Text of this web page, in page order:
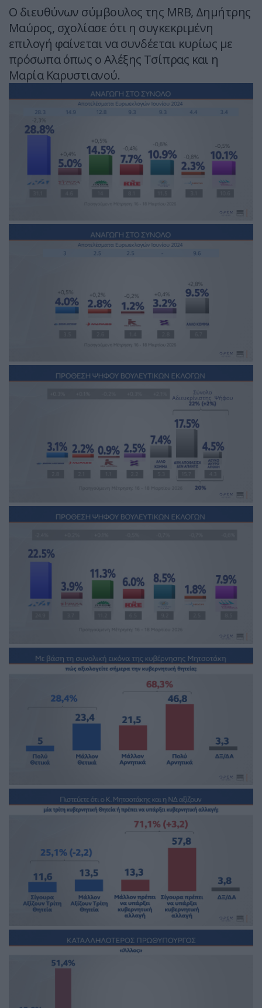
Ο διευθύνων σύμβουλος της MRB, Δημήτρης
Μαύρος, σχολίασε ότι η συγκεκριμένη
επιλογή φαίνεται να συνδέεται κυρίως με
πρόσωπα όπως ο Αλέξης Τσίπρας και η
Μαρία Καρυστιανού.